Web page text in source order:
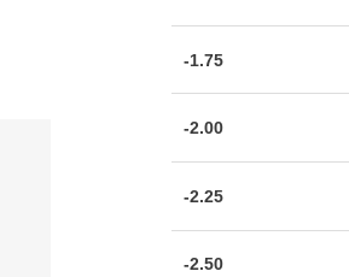
-1.75
-2.00
-2.25
-2.50